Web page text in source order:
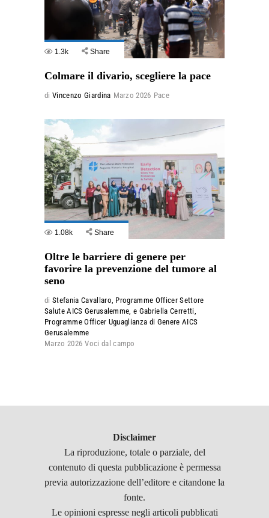
1.3k Share
Colmare il divario, scegliere la pace
di Vincenzo Giardina Marzo 2026 Pace
1.08k Share
Oltre le barriere di genere per
favorire la prevenzione del tumore al
seno
di Stefania Cavallaro, Programme Officer Settore
Salute AICS Gerusalemme, e Gabriella Cerretti,
Programme Officer Uguaglianza di Genere AICS
Gerusalemme
Marzo 2026 Voci dal campo
Disclaimer
La riproduzione, totale o parziale, del
contenuto di questa pubblicazione è permessa
previa autorizzazione dell’editore e citandone la
fonte.
Le opinioni espresse negli articoli pubblicati